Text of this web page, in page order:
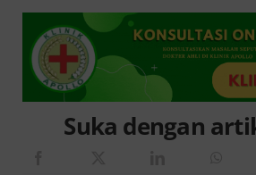
Suka dengan